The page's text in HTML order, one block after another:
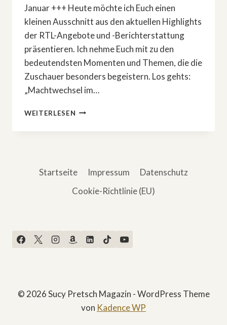
Januar +++ Heute möchte ich Euch einen
kleinen Ausschnitt aus den aktuellen Highlights
der RTL-Angebote und -Berichterstattung
präsentieren. Ich nehme Euch mit zu den
bedeutendsten Momenten und Themen, die die
Zuschauer besonders begeistern. Los gehts:
„Machtwechsel im…
WEITERLESEN DIE
RTL-
SEHEN
Startseite Impressum
Datenschutz
Cookie-Richtlinie (EU)
© 2026 Sucy Pretsch Magazin - WordPress Theme
von Kadence WP